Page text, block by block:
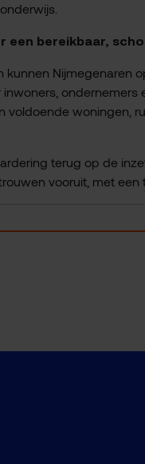
een bereikbaar,
kunnen Nijmegenaren
inwoners,
voldoende woningen,
terug op de
vooruit, met